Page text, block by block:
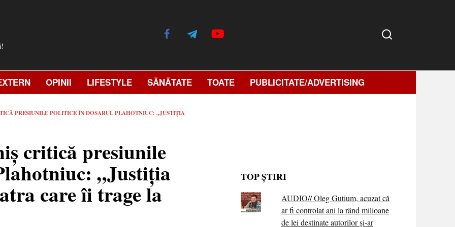
OPINII LIFESTYLE SĂNĂTATE TOATE PUBLICITATE/ADVERTISING
PRESIUNILE POLITICE ÎN DOSARUL PLAHOTNIUC: „JUSTIȚIA
critică presiunile
„Justiția
care îi trage la
TOP ȘTIRI
AUDIO// Oleg Gutium, acuzat că
ar fi controlat ani la rând milioane
de lei destinate autorilor și-ar